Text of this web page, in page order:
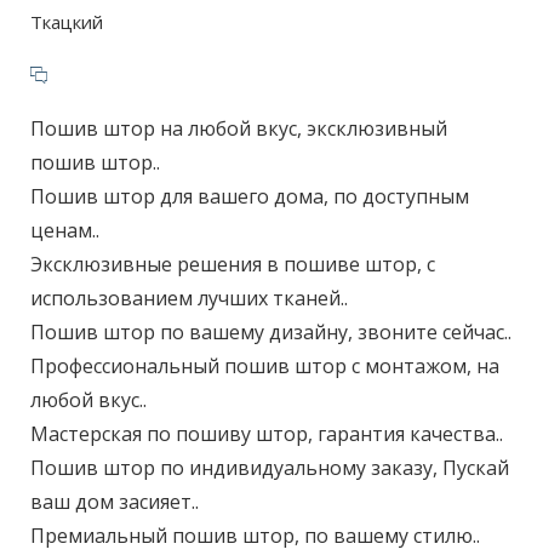
Ткацкий
Пошив штор на любой вкус, эксклюзивный
пошив штор..
Пошив штор для вашего дома, по доступным
ценам..
Эксклюзивные решения в пошиве штор, с
использованием лучших тканей..
Пошив штор по вашему дизайну, звоните сейчас..
Профессиональный пошив штор с монтажом, на
любой вкус..
Мастерская по пошиву штор, гарантия качества..
Пошив штор по индивидуальному заказу, Пускай
ваш дом засияет..
Премиальный пошив штор, по вашему стилю..